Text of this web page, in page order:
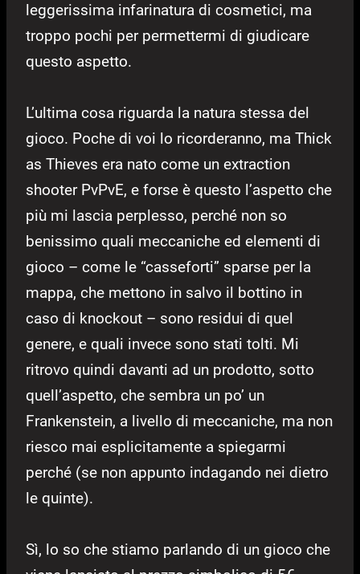
leggerissima infarinatura di cosmetici, ma
troppo pochi per permettermi di giudicare
questo aspetto.
L’ultima cosa riguarda la natura stessa del
gioco. Poche di voi lo ricorderanno, ma Thick
as Thieves era nato come un extraction
shooter PvPvE, e forse è questo l’aspetto che
più mi lascia perplesso, perché non so
benissimo quali meccaniche ed elementi di
gioco – come le “casseforti” sparse per la
mappa, che mettono in salvo il bottino in
caso di knockout – sono residui di quel
genere, e quali invece sono stati tolti. Mi
ritrovo quindi davanti ad un prodotto, sotto
quell’aspetto, che sembra un po’ un
Frankenstein, a livello di meccaniche, ma non
riesco mai esplicitamente a spiegarmi
perché (se non appunto indagando nei dietro
le quinte).
Sì, lo so che stiamo parlando di un gioco che